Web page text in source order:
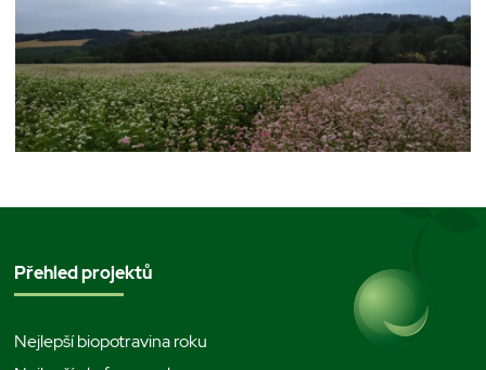
Přehled projektů
Nejlepší biopotravina roku